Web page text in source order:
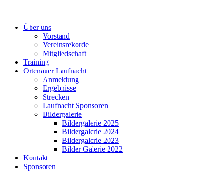
Über uns
Vorstand
Vereinsrekorde
Mitgliedschaft
Training
Ortenauer Laufnacht
Anmeldung
Ergebnisse
Strecken
Laufnacht Sponsoren
Bildergalerie
Bildergalerie 2025
Bildergalerie 2024
Bildergalerie 2023
Bilder Galerie 2022
Kontakt
Sponsoren